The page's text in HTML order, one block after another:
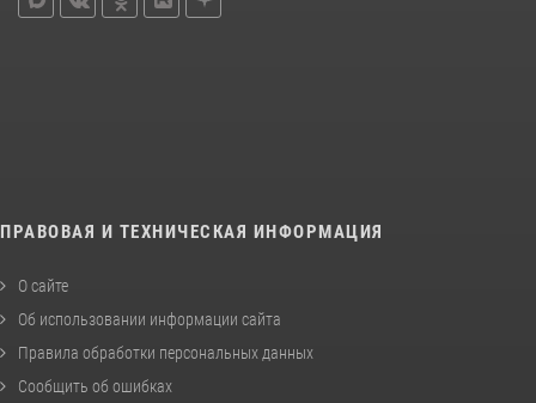
ПРАВОВАЯ И ТЕХНИЧЕСКАЯ ИНФОРМАЦИЯ
О сайте
Об использовании информации сайта
Правила обработки персональных данных
Сообщить об ошибках